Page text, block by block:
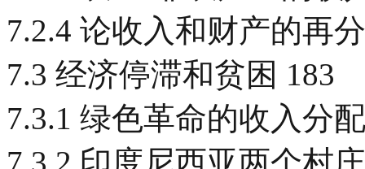
7.2.4 论收入和财产的再
7.3 经济停滞和贫困 183
7.3.1 绿色革命的收入分
7.3.2 印度尼西亚两个村